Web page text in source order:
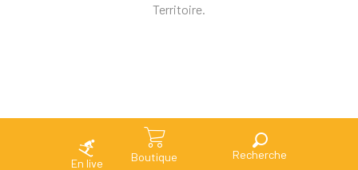
En live Boutique Recherche
Territoire.